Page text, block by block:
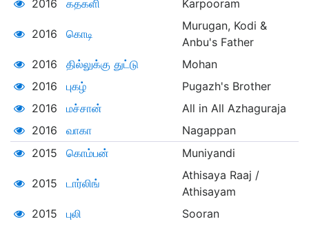
2016 கதகளி Karpooram
2016 கொடி
Murugan, Kodi &
Anbu's Father
2016
தில்லுக்கு துட்டு
Mohan
2016
புகழ்
Pugazh's Brother
2016
மச்சான்
All in All Azhaguraja
2016
வாகா
Nagappan
2015
கொம்பன் Muniyandi
2015 டார்லிங்
Athisaya Raaj /
Athisayam
2015
புலி Sooran